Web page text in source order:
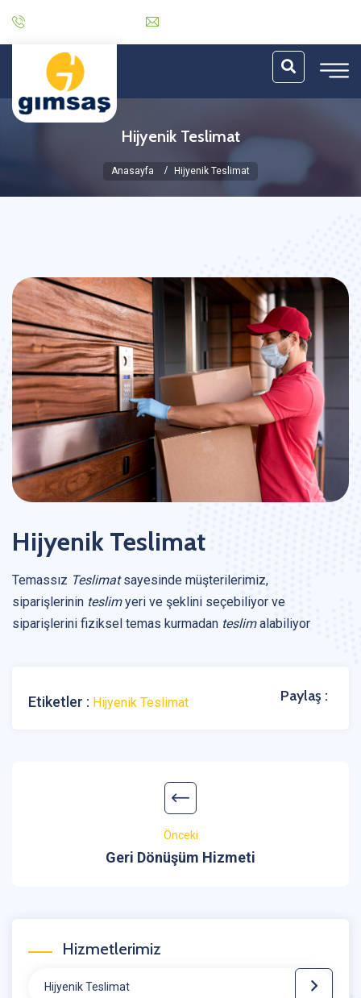
Hijyenik Teslimat
Anasayfa Hijyenik Teslimat
Hijyenik Teslimat
Temassız Teslimatsayesinde müşterilerimiz,
siparişlerinin teslimyeri ve şeklini seçebiliyor ve
siparişlerini fiziksel temas kurmadan teslimalabiliyor
Etiketler : Hijyenik Teslimat Paylaş :
Önceki
Geri Dönüşüm Hizmeti
Hizmetlerimiz
Hijyenik Teslimat